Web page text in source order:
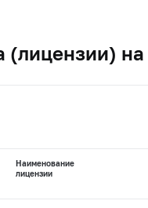
Наименование
лицензии